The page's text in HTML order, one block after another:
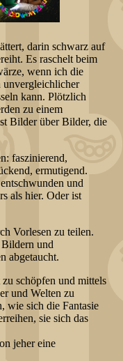
darin schwarz auf
Es raschelt beim
wenn ich die
unvergleichlicher
kann. Plötzlich
zu einem
Bilder über Bilder, die
faszinierend,
ermutigend.
und
als hier. Oder ist
Vorlesen zu teilen.
und
abgetaucht.
schöpfen und mittels
und Welten zu
wie sich die Fantasie
sie sich das
jeher eine